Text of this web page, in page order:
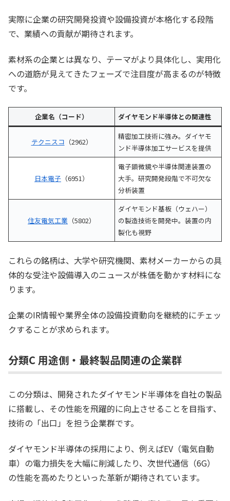
実際に企業の研究開発投資や設備投資が本格化する段階
で、業績への貢献が期待されます。
素材系の企業とは異なり、テーマがより具体化し、実用化
への道筋が見えてきたフェーズで注目度が高まるのが特徴
です。
企業名（コード） ダイヤモンド半導体との関連性
テクニスコ （2962）
精密加工技術に強み。ダイヤモ
ンド半導体加工サービスを提供
日本電子 （6951）
電子顕微鏡や半導体関連装置の
大手。研究開発段階で不可欠な
分析装置
住友電気工業 （5802）
ダイヤモンド基板（ウェハー）
の製造技術を開発中。装置の内
製化も視野
これらの銘柄は、大学や研究機関、素材メーカーからの具
体的な受注や設備導入のニュースが株価を動かす材料にな
ります。
企業のIR情報や業界全体の設備投資動向を継続的にチェッ
クすることが求められます。
分類C 用途側・最終製品関連の企業群
この分類は、開発されたダイヤモンド半導体を自社の製品
に搭載し、その性能を飛躍的に向上させることを目指す、
技術の「出口」を担う企業群です。
ダイヤモンド半導体の採用により、例えばEV（電気自動
車）の電力損失を大幅に削減したり、次世代通信（6G）
の性能を高めたりといった革新が期待されています。